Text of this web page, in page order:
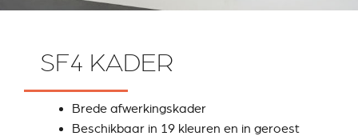
SF4 KADER
Brede afwerkingskader
Beschikbaar in 19 kleuren en in geroest